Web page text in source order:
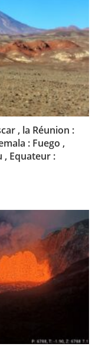
, la Réunion :
: Fuego ,
, Equateur :